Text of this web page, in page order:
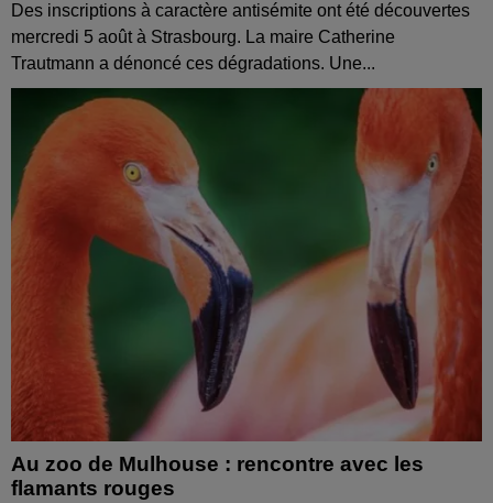
Des inscriptions à caractère antisémite ont été découvertes
mercredi 5 août à Strasbourg. La maire Catherine
Trautmann a dénoncé ces dégradations. Une...
Au zoo de Mulhouse : rencontre avec les
flamants rouges